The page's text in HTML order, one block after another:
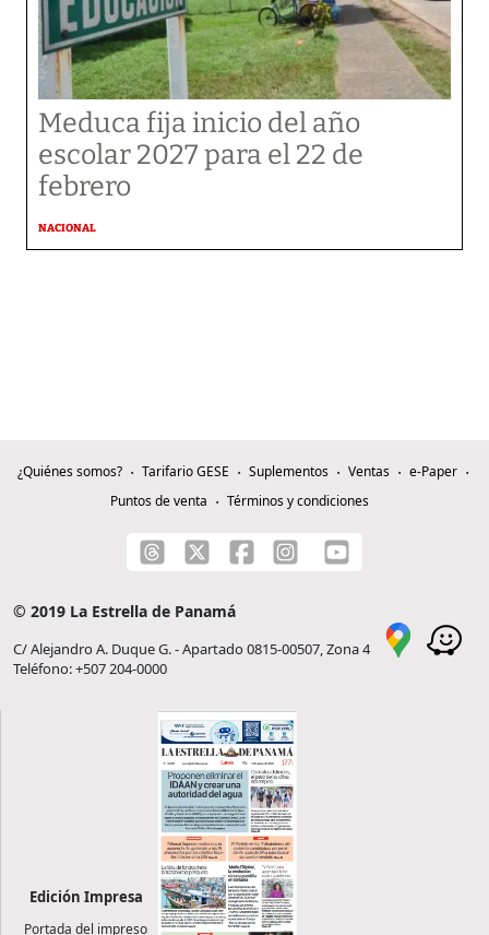
Meduca fija inicio del año
escolar 2027 para el 22 de
febrero
NACIONAL
¿Quiénes somos? Tarifario GESE Suplementos Ventas
e-Paper
Puntos de venta
Términos y condiciones
© 2019 La Estrella de Panamá
C/ Alejandro A. Duque G. - Apartado 0815-00507, Zona 4
Teléfono: +507 204-0000
Edición Impresa
Portada del impreso